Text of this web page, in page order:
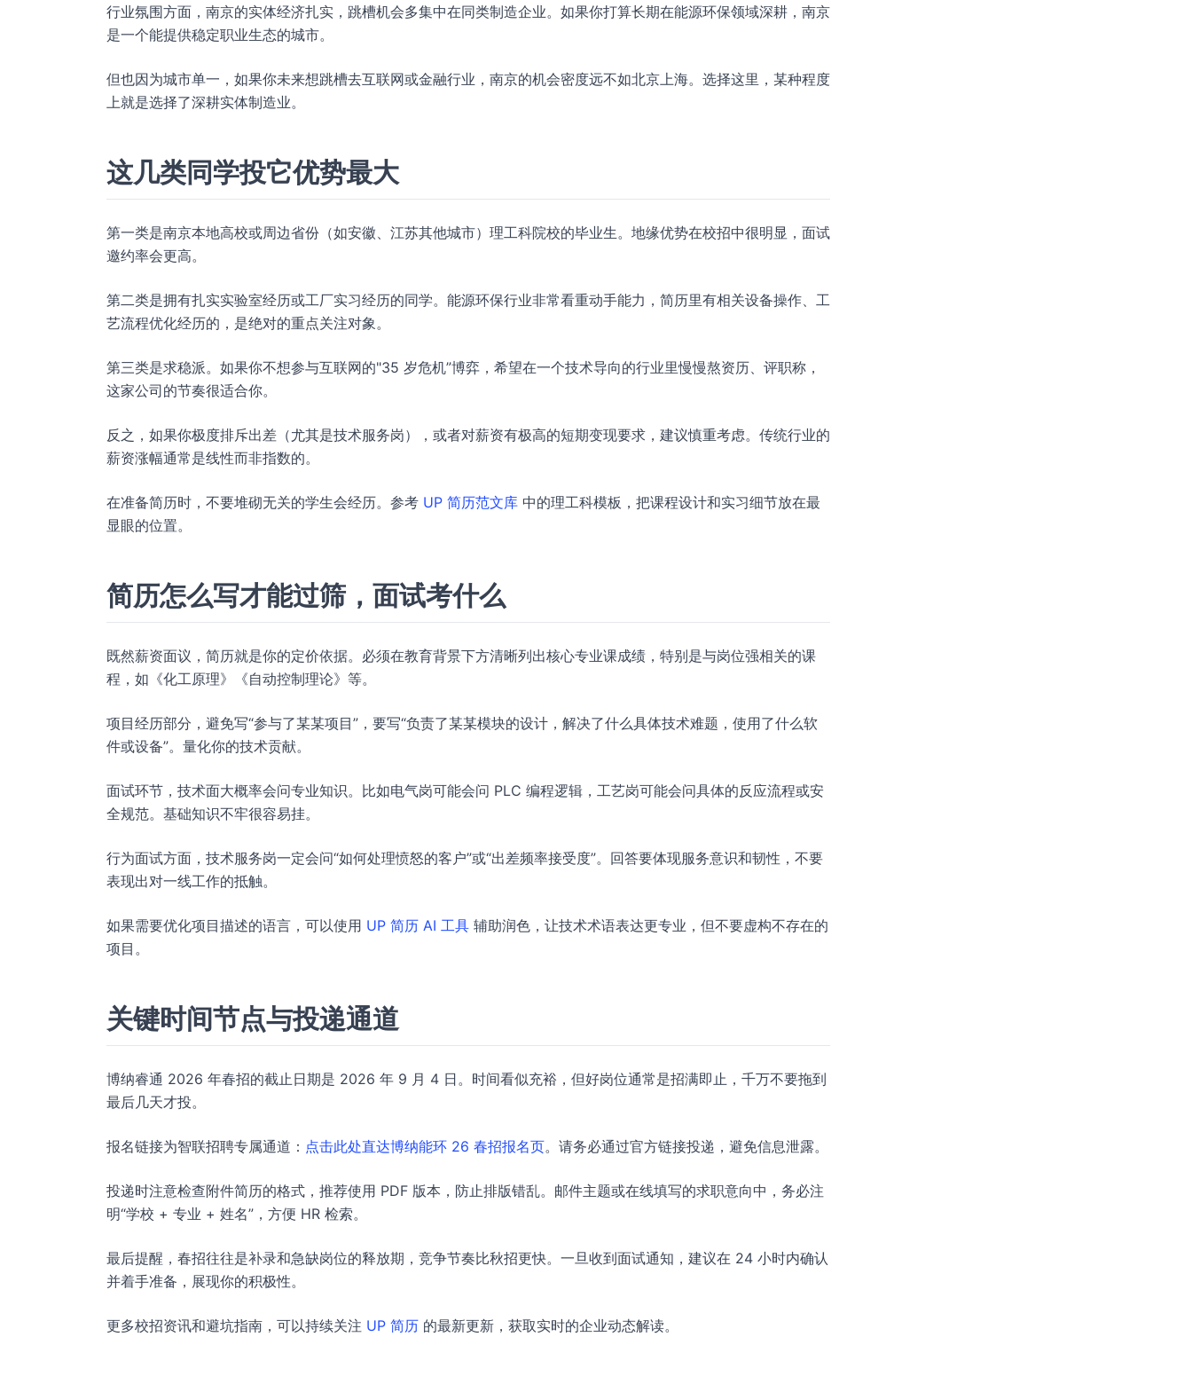
行业氛围方面，南京的实体经济扎实，跳槽机会多集中在同类制造企业。如果你打算长期在能源环保领域深耕，南京
是一个能提供稳定职业生态的城市。
但也因为城市单一，如果你未来想跳槽去互联网或金融行业，南京的机会密度远不如北京上海。选择这里，某种程度
上就是选择了深耕实体制造业。
这几类同学投它优势最大
第一类是南京本地高校或周边省份（如安徽、江苏其他城市）理工科院校的毕业生。地缘优势在校招中很明显，面试
邀约率会更高。
第二类是拥有扎实实验室经历或工厂实习经历的同学。能源环保行业非常看重动手能力，简历里有相关设备操作、工
艺流程优化经历的，是绝对的重点关注对象。
第三类是求稳派。如果你不想参与互联网的"35 岁危机”博弈，希望在一个技术导向的行业里慢慢熬资历、评职称，
这家公司的节奏很适合你。
反之，如果你极度排斥出差（尤其是技术服务岗），或者对薪资有极高的短期变现要求，建议慎重考虑。传统行业的
薪资涨幅通常是线性而非指数的。
在准备简历时，不要堆砌无关的学生会经历。参考 UP 简历范文库 中的理工科模板，把课程设计和实习细节放在最
显眼的位置。
简历怎么写才能过筛，面试考什么
既然薪资面议，简历就是你的定价依据。必须在教育背景下方清晰列出核心专业课成绩，特别是与岗位强相关的课
程，如《化工原理》《自动控制理论》等。
项目经历部分，避免写“参与了某某项目”，要写“负责了某某模块的设计，解决了什么具体技术难题，使用了什么软
件或设备”。量化你的技术贡献。
面试环节，技术面大概率会问专业知识。比如电气岗可能会问 PLC 编程逻辑，工艺岗可能会问具体的反应流程或安
全规范。基础知识不牢很容易挂。
行为面试方面，技术服务岗一定会问“如何处理愤怒的客户”或“出差频率接受度”。回答要体现服务意识和韧性，不要
表现出对一线工作的抵触。
如果需要优化项目描述的语言，可以使用 UP 简历 AI 工具 辅助润色，让技术术语表达更专业，但不要虚构不存在的
项目。
关键时间节点与投递通道
博纳睿通 2026 年春招的截止日期是 2026 年 9 月 4 日。时间看似充裕，但好岗位通常是招满即止，千万不要拖到
最后几天才投。
报名链接为智联招聘专属通道： 点击此处直达博纳能环 26 春招报名页。请务必通过官方链接投递，避免信息泄露。
投递时注意检查附件简历的格式，推荐使用 PDF 版本，防止排版错乱。邮件主题或在线填写的求职意向中，务必注
明“学校 + 专业 + 姓名”，方便 HR 检索。
最后提醒，春招往往是补录和急缺岗位的释放期，竞争节奏比秋招更快。一旦收到面试通知，建议在 24 小时内确认
并着手准备，展现你的积极性。
更多校招资讯和避坑指南，可以持续关注 UP 简历 的最新更新，获取实时的企业动态解读。